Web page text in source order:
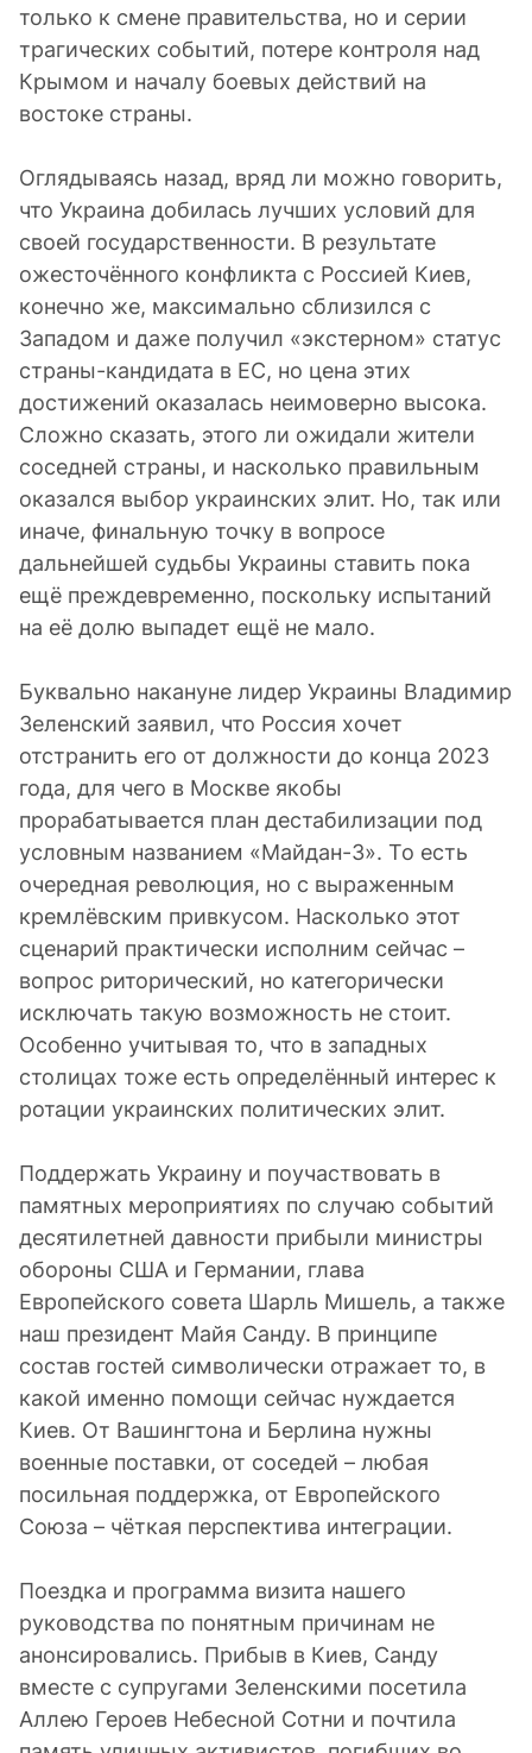
только к смене правительства, но и серии
трагических событий, потере контроля над
Крымом и началу боевых действий на
востоке страны.
Оглядываясь назад, вряд ли можно говорить,
что Украина добилась лучших условий для
своей государственности. В результате
ожесточённого конфликта с Россией Киев,
конечно же, максимально сблизился с
Западом и даже получил «экстерном» статус
страны-кандидата в ЕС, но цена этих
достижений оказалась неимоверно высока.
Сложно сказать, этого ли ожидали жители
соседней страны, и насколько правильным
оказался выбор украинских элит. Но, так или
иначе, финальную точку в вопросе
дальнейшей судьбы Украины ставить пока
ещё преждевременно, поскольку испытаний
на её долю выпадет ещё не мало.
Буквально накануне лидер Украины Владимир
Зеленский заявил, что Россия хочет
отстранить его от должности до конца 2023
года, для чего в Москве якобы
прорабатывается план дестабилизации под
условным названием «Майдан-3». То есть
очередная революция, но с выраженным
кремлёвским привкусом. Насколько этот
сценарий практически исполним сейчас –
вопрос риторический, но категорически
исключать такую возможность не стоит.
Особенно учитывая то, что в западных
столицах тоже есть определённый интерес к
ротации украинских политических элит.
Поддержать Украину и поучаствовать в
памятных мероприятиях по случаю событий
десятилетней давности прибыли министры
обороны США и Германии, глава
Европейского совета Шарль Мишель, а также
наш президент Майя Санду. В принципе
состав гостей символически отражает то, в
какой именно помощи сейчас нуждается
Киев. От Вашингтона и Берлина нужны
военные поставки, от соседей – любая
посильная поддержка, от Европейского
Союза – чёткая перспектива интеграции.
Поездка и программа визита нашего
руководства по понятным причинам не
анонсировались. Прибыв в Киев, Санду
вместе с супругами Зеленскими посетила
Аллею Героев Небесной Сотни и почтила